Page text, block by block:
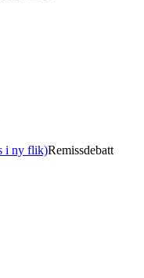
i ny flik)Remissdebatt